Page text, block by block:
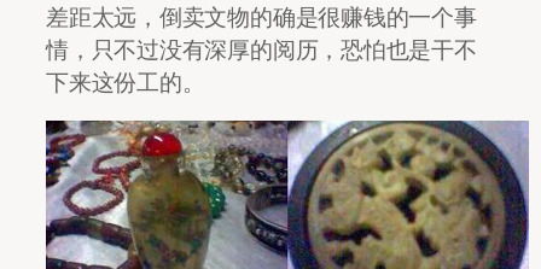
差距太远，倒卖文物的确是很赚钱的一个事
情，只不过没有深厚的阅历，恐怕也是干不
下来这份工的。